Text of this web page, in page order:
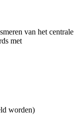
van het centrale
met
worden)